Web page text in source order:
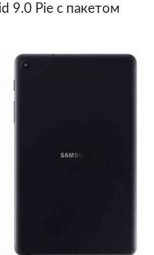
9.0 Pie с пакетом